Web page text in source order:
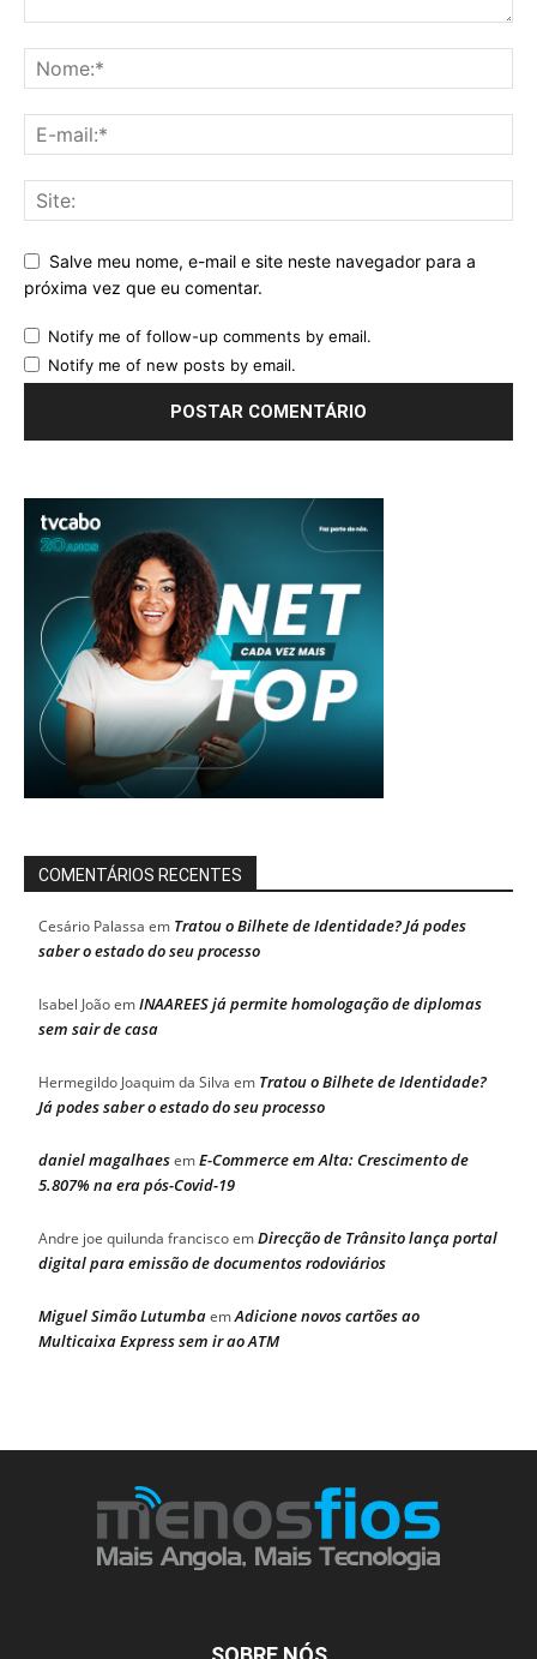
Salve meu nome, e-mail e site neste navegador para a
próxima vez que eu comentar.
Notify me of follow-up comments by email.
Notify me of new posts by email.
COMENTÁRIOS RECENTES
Cesário Palassa em Tratou o Bilhete de Identidade? Já podes
saber o estado do seu processo
Isabel JoãoemINAAREES já permite homologação de diplomas
sem sair de casa
Hermegildo Joaquim da Silva em Tratou o Bilhete de Identidade?
Já podes saber o estado do seu processo
daniel magalhaesemE-Commerce em Alta: Crescimento de
5.807% na era pós-Covid-19
Andre joe quilunda franciscoemDirecção de Trânsito lança portal
digital para emissão de documentos rodoviários
Miguel Simão LutumbaemAdicione novos cartões ao
Multicaixa Express sem ir ao ATM